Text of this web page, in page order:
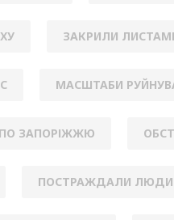
ЗАКРИЛИ
МАСШТАБИ
ЗАПОРІЖЖЮ
ПОСТРАЖДАЛИ ЛЮДИ